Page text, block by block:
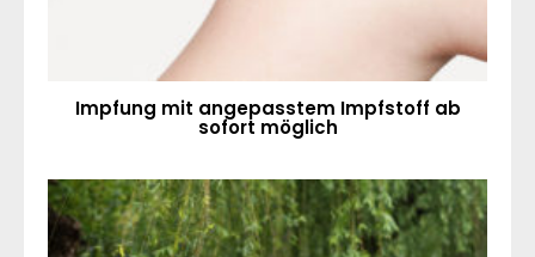
Impfung mit angepasstem Impfstoff ab
sofort möglich